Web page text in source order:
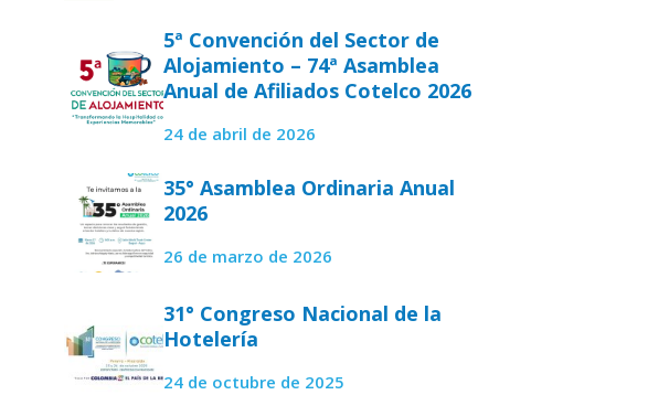
5ª Convención del Sector de
Alojamiento – 74ª Asamblea
Anual de Afiliados Cotelco 2026
24 de abril de 2026
35° Asamblea Ordinaria Anual
2026
26 de marzo de 2026
31° Congreso Nacional de la
Hotelería
24 de octubre de 2025